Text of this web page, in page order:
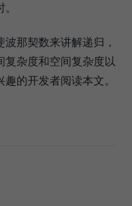
那契数来讲解递归，
复杂度和空间复杂度以
的开发者阅读本文。